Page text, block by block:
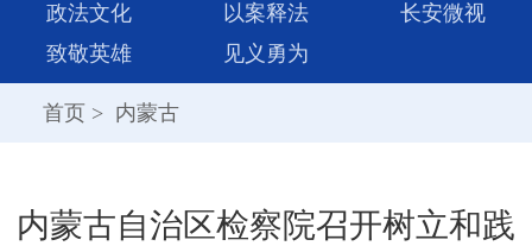
政法文化
以案释法
长安微视
致敬英雄
见义勇为
首页 > 内蒙古
内蒙古自治区检察院召开树立和践